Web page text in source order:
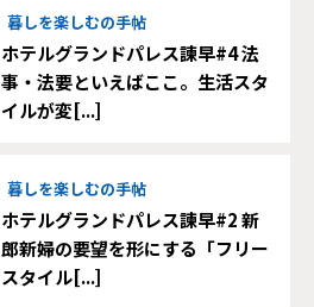
暮しを楽しむの手帖
ホテルグランドパレス諫早#4 法
事・法要といえばここ。生活スタ
イルが変[...]
暮しを楽しむの手帖
ホテルグランドパレス諫早#2 新
郎新婦の要望を形にする「フリー
スタイル[...]